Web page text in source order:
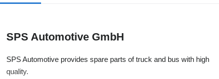
SPS Automotive GmbH
SPS Automotive provides spare parts of truck and bus with high
quality.